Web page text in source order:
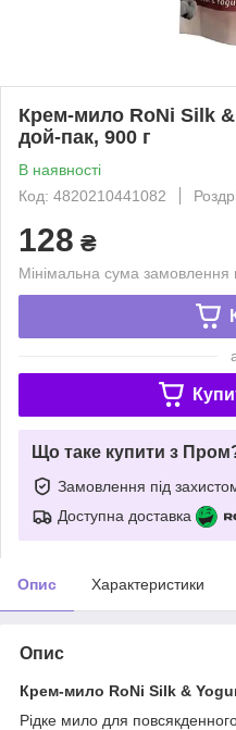
Крем-мило RoNi Silk
дой-пак, 900 г
В наявності
Код: 4820210441082
128 ₴
Мінімальна сума
Що таке купити з
Замовлення під
Доступна доставка
Опис Характеристики
Опис
Крем-мило RoNi Silk &
Рідке мило для